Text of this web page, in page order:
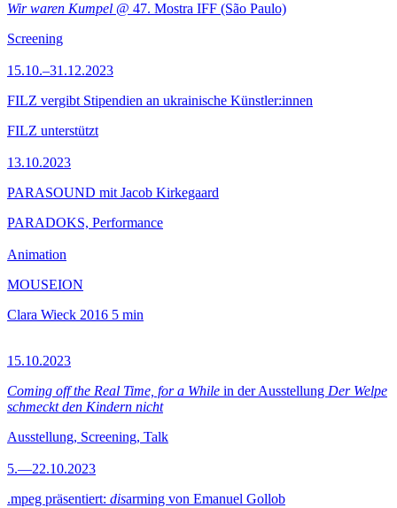
Wir waren Kumpel @ 47. Mostra IFF (São Paulo)
Screening
15.10.–31.12.2023
FILZ vergibt Stipendien an ukrainische Künstler:innen
FILZ unterstützt
13.10.2023
PARASOUND mit Jacob Kirkegaard
PARADOKS, Performance
Animation
MOUSEION
Clara Wieck 2016 5 min
15.10.2023
Coming off the Real Time, for a While in der Ausstellung Der Welpe
schmeckt den Kindern nicht
Ausstellung, Screening, Talk
5.—22.10.2023
.mpeg präsentiert: disarming von Emanuel Gollob